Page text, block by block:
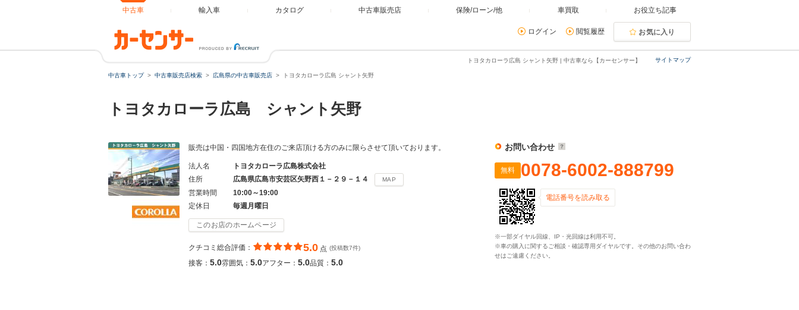
中古車 輸入車 カタログ 中古車販売店 保険/ローン/他 車買取 お役立ち記事
ログイン 閲覧履歴 お気に入り
サイトマップ
トヨタカローラ広島 シャント矢野 | 中古車なら【カーセンサー】
中古車トップ 中古車販売店検索 広島県の中古車販売店 トヨタカローラ広島 シャント矢野
トヨタカローラ広島 シャント矢野
販売は中国・四国地方在住のご来店頂ける方のみに限らさせて頂いております。
法人名
トヨタカローラ広島株式会社
住所
広島県広島市安芸区矢野西１－２９－１４ MAP
営業時間
10:00～19:00
定休日
毎週月曜日
このお店のホームページ
クチコミ総合評価： 5.0 点 (投稿数7件)
接客： 5.0雰囲気： 5.0アフター： 5.0品質： 5.0
お問い合わせ
無料 0078-6002-888799
電話番号を読み取る
※一部ダイヤル回線、IP・光回線は利用不可。
※車の購入に関するご相談・確認専用ダイヤルです。その他のお問い合わ
せはご遠慮ください。